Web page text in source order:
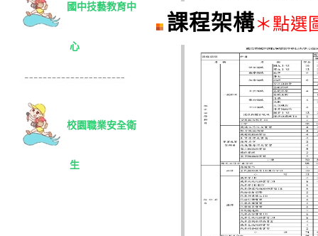
國中技藝教育中
心
校園職業安全衛
生
課程架構＊點選